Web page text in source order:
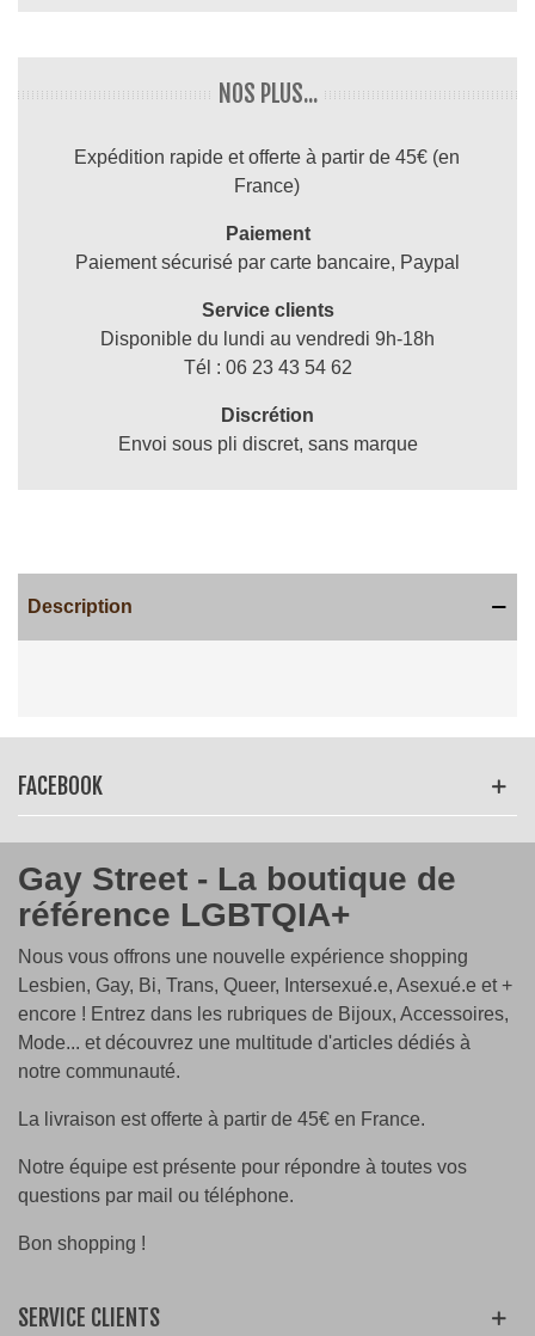
NOS PLUS...
Expédition rapide et offerte à partir de 45€ (en
France)
Paiement
Paiement sécurisé par carte bancaire, Paypal
Service clients
Disponible du lundi au vendredi 9h-18h
Tél : 06 23 43 54 62
Discrétion
Envoi sous pli discret, sans marque
Description
FACEBOOK
Gay Street - La boutique de
référence LGBTQIA+
Nous vous offrons une nouvelle expérience shopping
Lesbien, Gay, Bi, Trans, Queer, Intersexué.e, Asexué.e et +
encore ! Entrez dans les rubriques de Bijoux, Accessoires,
Mode... et découvrez une multitude d'articles dédiés à
notre communauté.
La livraison est offerte à partir de 45€ en France.
Notre équipe est présente pour répondre à toutes vos
questions par mail ou téléphone.
Bon shopping !
SERVICE CLIENTS